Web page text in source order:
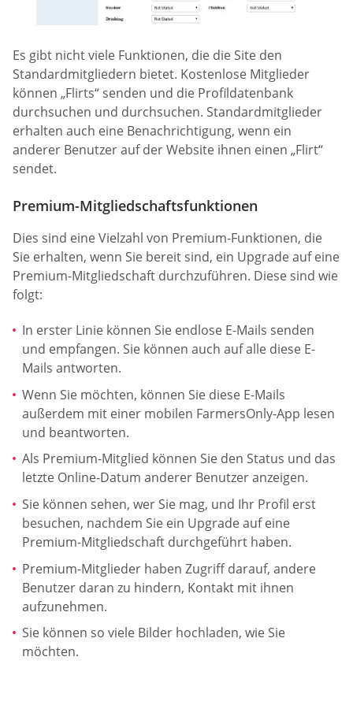
Es gibt nicht viele Funktionen, die die Site den
Standardmitgliedern bietet. Kostenlose Mitglieder
können „Flirts“ senden und die Profildatenbank
durchsuchen und durchsuchen. Standardmitglieder
erhalten auch eine Benachrichtigung, wenn ein
anderer Benutzer auf der Website ihnen einen „Flirt“
sendet.
Premium-Mitgliedschaftsfunktionen
Dies sind eine Vielzahl von Premium-Funktionen, die
Sie erhalten, wenn Sie bereit sind, ein Upgrade auf eine
Premium-Mitgliedschaft durchzuführen. Diese sind wie
folgt:
In erster Linie können Sie endlose E-Mails senden
und empfangen. Sie können auch auf alle diese E-
Mails antworten.
Wenn Sie möchten, können Sie diese E-Mails
außerdem mit einer mobilen FarmersOnly-App lesen
und beantworten.
Als Premium-Mitglied können Sie den Status und das
letzte Online-Datum anderer Benutzer anzeigen.
Sie können sehen, wer Sie mag, und Ihr Profil erst
besuchen, nachdem Sie ein Upgrade auf eine
Premium-Mitgliedschaft durchgeführt haben.
Premium-Mitglieder haben Zugriff darauf, andere
Benutzer daran zu hindern, Kontakt mit ihnen
aufzunehmen.
Sie können so viele Bilder hochladen, wie Sie
möchten.